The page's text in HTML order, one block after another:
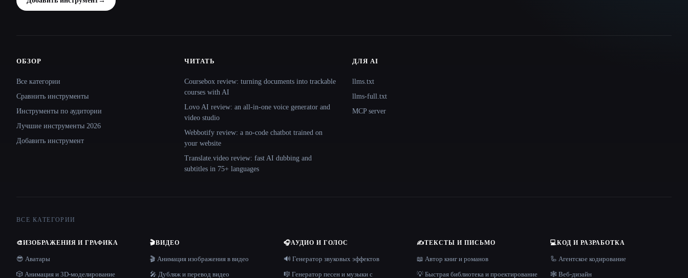
Site navigation
ОБЗОР
Все категории
Сравнить инструменты
Инструменты по аудитории
Лучшие инструменты 2026
Добавить инструмент
ЧИТАТЬ
Coursebox review: turning documents into trackable
courses with AI
Lovo AI review: an all-in-one voice generator and
video studio
Webbotify review: a no-code chatbot trained on
your website
Translate.video review: fast AI dubbing and
subtitles in 75+ languages
ДЛЯ AI
llms.txt
llms-full.txt
MCP server
ВСЕ КАТЕГОРИИ
🎨ИЗОБРАЖЕНИЯ И ГРАФИКА
😎 Аватары
🎲 Анимация и 3D-моделирование
🎬ВИДЕО
🎬 Анимация изображения в видео
🎤 Дубляж и перевод видео
🎧АУДИО И ГОЛОС
🔊 Генератор звуковых эффектов
🎼 Генератор песен и музыки с
✍️ТЕКСТЫ И ПИСЬМО
📖 Автор книг и романов
💡 Быстрая библиотека и проектирование
💻КОД И РАЗРАБОТКА
🦾 Агентское кодирование
🕸 Веб-дизайн